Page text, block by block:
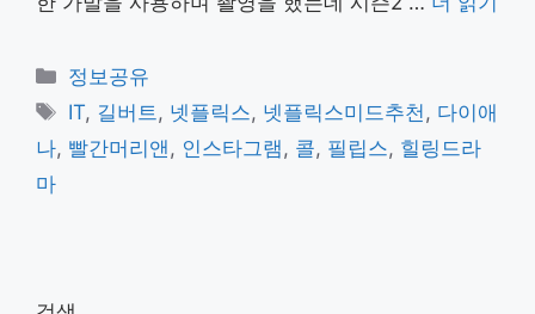
카
테
고
리
정보공유
태
그
IT, 길버트 , 넷플릭스, 넷플릭스미드추천 , 다이애
나, 빨간머리앤 , 인스타그램 , 콜, 필립스, 힐링드라
마